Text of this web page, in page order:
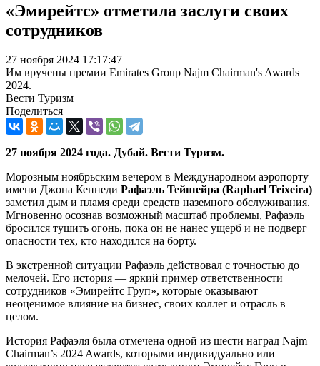
«Эмирейтс» отметила заслуги своих
сотрудников
27 ноября 2024 17:17:47
Им вручены премии Emirates Group Najm Chairman's Awards
2024.
Вести Туризм
Поделиться
27 ноября 2024 года. Дубай. Вести Туризм.
Морозным ноябрьским вечером в Международном аэропорту
имени Джона Кеннеди Рафаэль Тейшейра (Raphael Teixeira)
заметил дым и пламя среди средств наземного обслуживания.
Мгновенно осознав возможный масштаб проблемы, Рафаэль
бросился тушить огонь, пока он не нанес ущерб и не подверг
опасности тех, кто находился на борту.
В экстренной ситуации Рафаэль действовал с точностью до
мелочей. Его история — яркий пример ответственности
сотрудников «Эмирейтс Груп», которые оказывают
неоценимое влияние на бизнес, своих коллег и отрасль в
целом.
История Рафаэля была отмечена одной из шести наград Najm
Chairman’s 2024 Awards, которыми индивидуально или